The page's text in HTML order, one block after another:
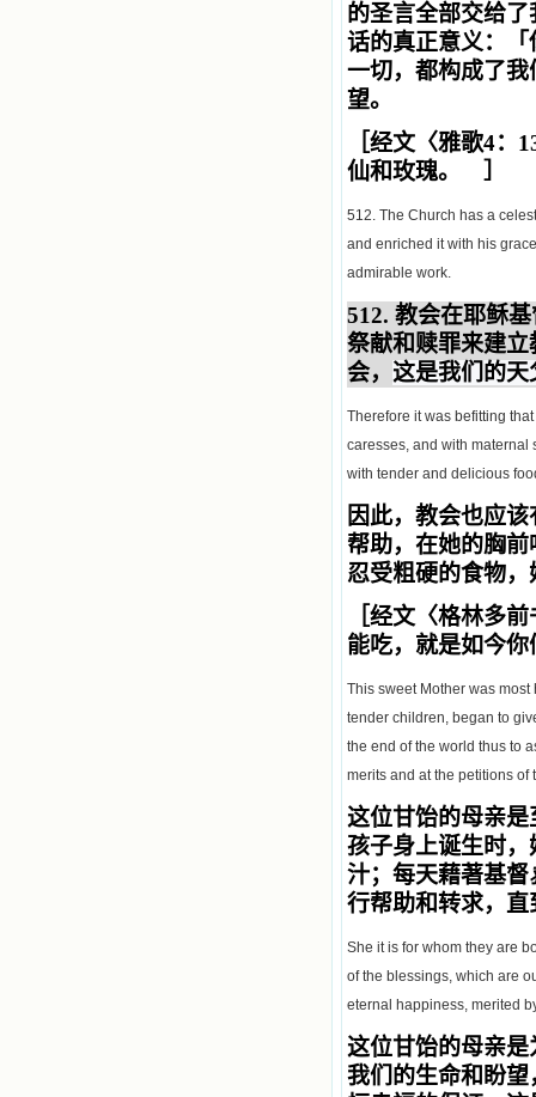
的圣言全部交给了
话的真正意义：
一切，都构成了
望。
［经文〈雅歌4：
仙和玫瑰。 ］
512. The Church has a
and enriched it with his
admirable work.
512. 教会在耶稣
祭献和赎罪来建
会， 这是我们的
Therefore it was befitting
caresses, and with maternal
with tender and delicious
因此，教会也应
帮助，在她的胸
忍受粗硬的食物
［经文〈格林多前
能吃，就是如今
This sweet Mother was
tender children, began to
the end of the world thus to
merits and at the petitions of
这位甘饴的母亲
孩子身上诞生时
汁； 每天藉著基督
行帮助和转求，
She it is for whom they are
of the blessings, which are
eternal happiness, merited
这位甘饴的母亲是
我们的生命和盼